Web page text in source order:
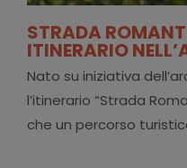
STRADA
ITINERARIO
Nato su iniziativa
l’itinerario “Strada
che un percorso